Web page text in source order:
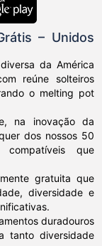
– Unidos
da América
reúne solteiros
o melting pot
na inovação da
dos nossos 50
compatíveis que
gratuita que
diversidade e
duradouros
tanto diversidade